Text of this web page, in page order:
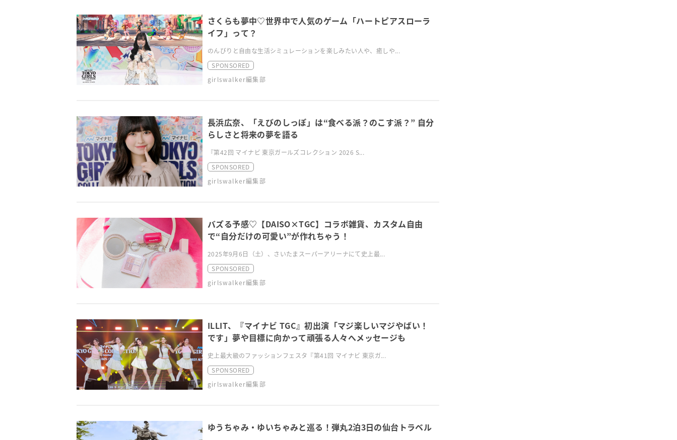
さくらも夢中♡世界中で人気のゲーム「ハートピアスローラ
イフ」って？
のんびりと自由な生活シミュレーションを楽しみたい人や、癒しや...
SPONSORED
girlswalker編集部
長浜広奈、「えびのしっぽ」は“食べる派？のこす派？” 自分
らしさと将来の夢を語る
『第42回 マイナビ 東京ガールズコレクション 2026 S...
SPONSORED
girlswalker編集部
バズる予感♡【DAISO×TGC】コラボ雑貨、カスタム自由
で“自分だけの可愛い”が作れちゃう！
2025年9月6日（土）、さいたまスーパーアリーナにて史上最...
SPONSORED
girlswalker編集部
ILLIT、『マイナビ TGC』初出演「マジ楽しいマジやばい！
です」夢や目標に向かって頑張る人々へメッセージも
史上最大級のファッションフェスタ『第41回 マイナビ 東京ガ...
SPONSORED
girlswalker編集部
ゆうちゃみ・ゆいちゃみと巡る！弾丸2泊3日の仙台トラベル